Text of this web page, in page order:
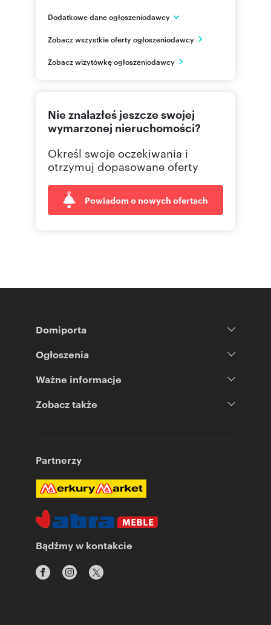
Dodatkowe dane ogłoszeniodawcy
Warszawa
PL
Zobacz wszystkie oferty ogłoszeniodawcy
Zobacz wizytówkę ogłoszeniodawcy
Nie znalazłeś jeszcze swojej
wymarzonej nieruchomości?
Określ swoje oczekiwania i
otrzymuj dopasowane oferty
Powiadom o nowych ofertach
Domiporta
Ogłoszenia
Ważne informacje
Zobacz także
Partnerzy
Bądźmy w kontakcie